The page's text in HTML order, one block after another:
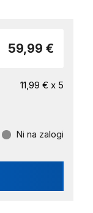
59,99 €
11,99 € x 5
Ni na zalogi